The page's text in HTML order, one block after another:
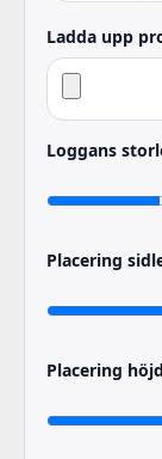
Ladda upp
Loggans
Placering
Placering